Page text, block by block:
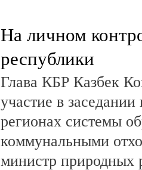
На личном
республики
Глава КБР Казбек
участие в
регионах системы
коммунальными
министр природных